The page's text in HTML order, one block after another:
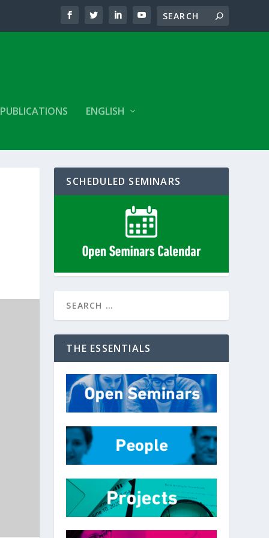
PUBLICATIONS ENGLISH
SCHEDULED SEMINARS
THE ESSENTIALS